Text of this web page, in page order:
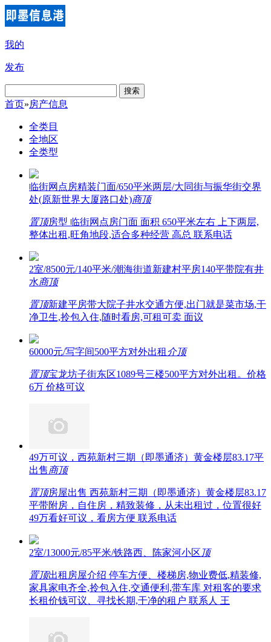
我的
发布
搜索
首页»房产信息
全类目
全地区
全类型
临街网点房精装门面/650平米两层/大同街与振华街交界
处(原新世界大厦路口处)商顶
置顶房型 临街网点房门面 面积 650平米左右 上下两层,
整体出租,旺角地段,适合多种经营 高总 联系电话
2室/8500元/140平米/潮海街道新建村平房140平带院有井
水商顶
置顶新建平房带大院子井水交通方便,出门就是菜市场,干
净卫生,拎包入住,随时看房,可租可卖 面议
60000元/写字间500平方对外出租 介顶
置顶宝龙坊子街东区1089号三楼500平方对外出租。价格
6万 价格可议
49万可议，西苑新村三期（即墨通济）黄金楼层83.17平
出售 商顶
置顶房屋出售 西苑新村三期（即墨通济）黄金楼层83.17
平带附房，自住房，精致装修，从未出租过，位置很好
49万看好可议，看房方便 联系电话
2室/13000元/85平米/铁路西、陈家河小区 顶
置顶出租房屋介绍 停车方便、楼梯房,物业费低,精装修,
家具家电齐全,拎包入住,交通便利,带车库 对租客的要求
长租价钱可议、寻找长期,干净的租户 联系人 王